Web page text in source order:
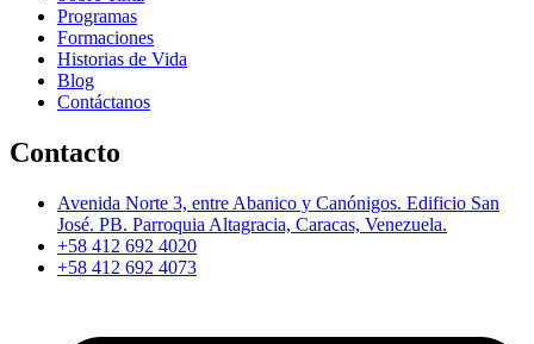
Programas
Formaciones
Historias de Vida
Blog
Contáctanos
Contacto
Avenida Norte 3, entre Abanico y Canónigos. Edificio San
José. PB. Parroquia Altagracia, Caracas, Venezuela.
+58 412 692 4020
+58 412 692 4073